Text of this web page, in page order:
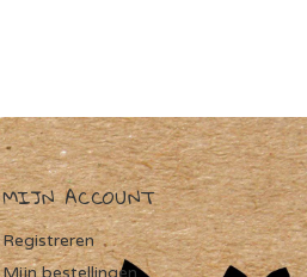
MIJN ACCOUNT
Registreren
Mijn bestellingen